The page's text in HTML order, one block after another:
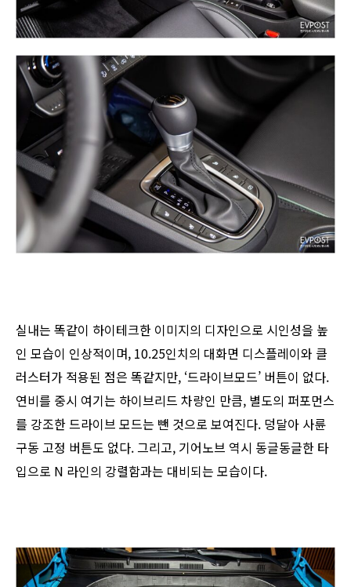
실내는 똑같이 하이테크한 이미지의 디자인으로 시인성을 높
인 모습이 인상적이며, 10.25인치의 대화면 디스플레이와 클
러스터가 적용된 점은 똑같지만, ‘드라이브모드’ 버튼이 없다.
연비를 중시 여기는 하이브리드 차량인 만큼, 별도의 퍼포먼스
를 강조한 드라이브 모드는 뺀 것으로 보여진다. 덩달아 사륜
구동 고정 버튼도 없다. 그리고, 기어노브 역시 동글동글한 타
입으로 N 라인의 강렬함과는 대비되는 모습이다.